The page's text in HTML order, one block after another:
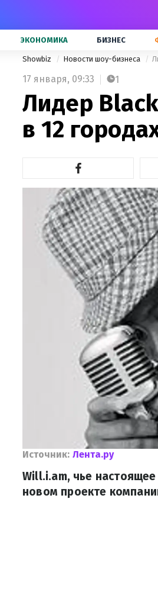
ЭКОНОМИКА БИЗНЕС
Showbiz Новости шоу-бизнеса
17 января, 09:33 1
Лидер
в 12
Источник: Лента.ру
Will.i.am, чье
новом проекте